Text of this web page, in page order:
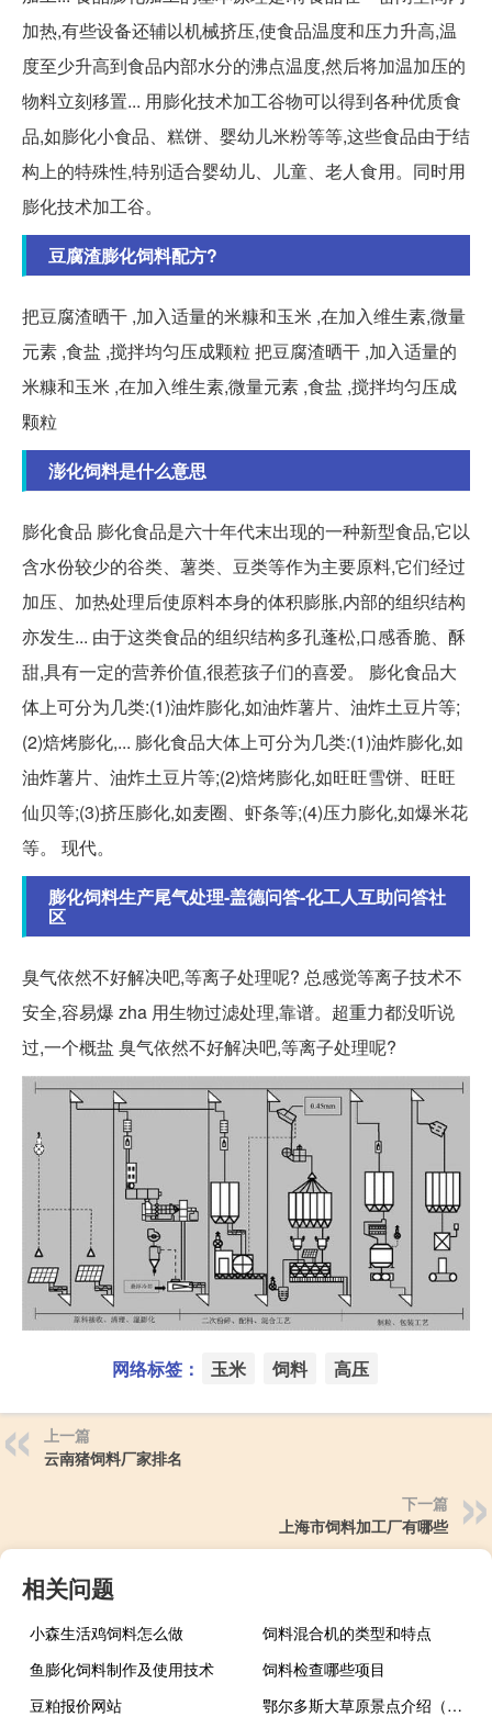
加热,有些设备还辅以机械挤压,使食品温度和压力升高,温
度至少升高到食品内部水分的沸点温度,然后将加温加压的
物料立刻移置... 用膨化技术加工谷物可以得到各种优质食
品,如膨化小食品、糕饼、婴幼儿米粉等等,这些食品由于结
构上的特殊性,特别适合婴幼儿、儿童、老人食用。同时用
膨化技术加工谷。
豆腐渣膨化饲料配方?
把豆腐渣晒干 ,加入适量的米糠和玉米 ,在加入维生素,微量
元素 ,食盐 ,搅拌均匀压成颗粒 把豆腐渣晒干 ,加入适量的
米糠和玉米 ,在加入维生素,微量元素 ,食盐 ,搅拌均匀压成
颗粒
澎化饲料是什么意思
膨化食品 膨化食品是六十年代末出现的一种新型食品,它以
含水份较少的谷类、薯类、豆类等作为主要原料,它们经过
加压、加热处理后使原料本身的体积膨胀,内部的组织结构
亦发生... 由于这类食品的组织结构多孔蓬松,口感香脆、酥
甜,具有一定的营养价值,很惹孩子们的喜爱。 膨化食品大
体上可分为几类:(1)油炸膨化,如油炸薯片、油炸土豆片等;
(2)焙烤膨化,... 膨化食品大体上可分为几类:(1)油炸膨化,如
油炸薯片、油炸土豆片等;(2)焙烤膨化,如旺旺雪饼、旺旺
仙贝等;(3)挤压膨化,如麦圈、虾条等;(4)压力膨化,如爆米花
等。 现代。
膨化饲料生产尾气处理-盖德问答-化工人互助问答社
区
臭气依然不好解决吧,等离子处理呢? 总感觉等离子技术不
安全,容易爆 zha 用生物过滤处理,靠谱。超重力都没听说
过,一个概盐 臭气依然不好解决吧,等离子处理呢?
网络标签： 玉米 饲料 高压
上一篇
云南猪饲料厂家排名
下一篇
上海市饲料加工厂有哪些
相关问题
小森生活鸡饲料怎么做
饲料混合机的类型和特点
鱼膨化饲料制作及使用技术
饲料检查哪些项目
豆粕报价网站
鄂尔多斯大草原景点介绍（鄂尔多斯大草原）